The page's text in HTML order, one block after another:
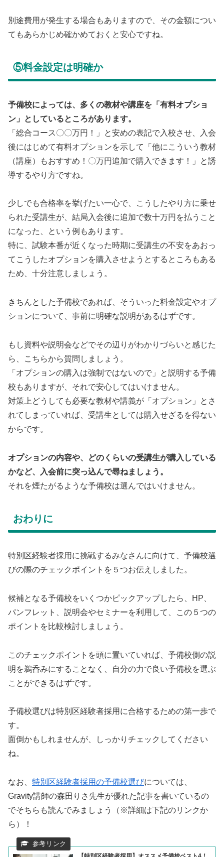
別途費用が発生する場合もありますので、その金額につい
てもあらかじめ確かめておくと安心ですね。
⑤料金設定は明確か
予備校によっては、多くの教材や講座を「有料オプショ
ン」としているところがあります。
「総合コース〇〇万円！」と安めの表記で入校させ、入会
後にはじめて有料オプションを示して「他にこういう教材
（講座）もおすすめ！〇万円追加で購入できます！」と誘
導するやり方ですね。
少しでも合格率を挙げたい一心で、こうしたやり方に乗せ
られた受講生が、結局入会後に追加で数十万円を払うこと
になった、という例もあります。
特に、試験本番が近くなった時期に受講生の不安をあおっ
てこうしたオプションを購入させようとするところもある
ため、十分注意しましょう。
きちんとした予備校であれば、そういった料金設定やオプ
ションについて、事前に明確な説明があるはずです。
もし資料や説明会などでその辺りがわかりづらいと感じた
ら、こちらから質問しましょう。
「オプションの購入は強制ではないので」と説明する予備
校もありますが、それで安心してはいけません。
対策上どうしても必要な教材や講義が「オプション」とさ
れてしまっていれば、受講生としては購入せざるを得ない
からです。
オプションの内容や、どのくらいの受講生が購入している
かなど、入会前に突っ込んで尋ねましょう。
それを煙たがるような予備校は選んではいけません。
おわりに
特別区経験者採用に挑戦するみなさんに向けて、予備校選
びの際のチェックポイントを５つお伝えしました。
候補となる予備校をいくつかピックアップしたら、HP、
パンフレット、説明会やセミナーを利用して、この５つの
ポイントを比較検討しましょう。
このチェックポイントを頭に置いていれば、予備校側の説
明を鵜呑みにすることなく、自分の力で良い予備校を選ぶ
ことができるはずです。
予備校選びは特別区経験者採用に合格するための第一歩で
す。
面倒かもしれませんが、しっかりチェックしてください
ね。
なお、 特別区経験者採用の予備校選びについては、
Gravity講師の森田りさ先生が優れた記事を書いているの
でそちらも読んでみましょう（※詳細は下記のリンクか
ら）！